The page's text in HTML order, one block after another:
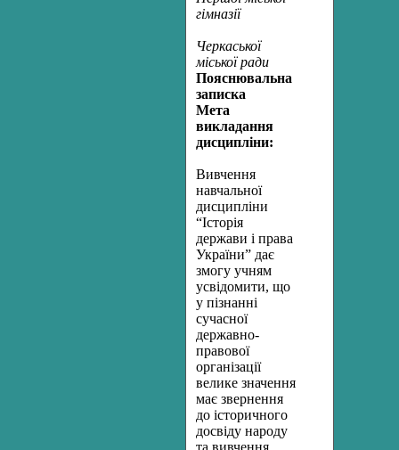
гімназії
Черкаської
міської ради
Пояснювальна
записка
Мета
викладання
дисципліни:
Вивчення
навчальної
дисципліни
“Історія
держави і права
України” дає
змогу учням
усвідомити, що
у пізнанні
сучасної
державно-
правової
організації
велике значення
має звернення
до історичного
досвіду народу
та вивчення